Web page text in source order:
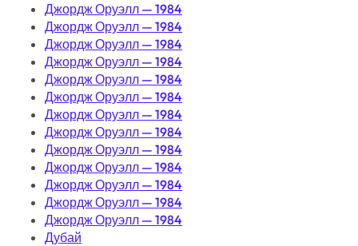
Джордж Оруэлл — 1984
Джордж Оруэлл — 1984
Джордж Оруэлл — 1984
Джордж Оруэлл — 1984
Джордж Оруэлл — 1984
Джордж Оруэлл — 1984
Джордж Оруэлл — 1984
Джордж Оруэлл — 1984
Джордж Оруэлл — 1984
Джордж Оруэлл — 1984
Джордж Оруэлл — 1984
Джордж Оруэлл — 1984
Джордж Оруэлл — 1984
Дубай